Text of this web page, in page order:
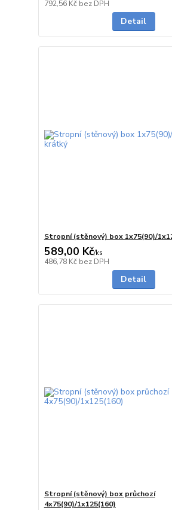
792,56 Kč bez DPH
Detail
Stropní (stěnový) box 1x75(90)/
589,00 Kč/ks
486,78 Kč bez DPH
Detail
Stropní (stěnový) box průchozí
4x75(90)/1x125(160)